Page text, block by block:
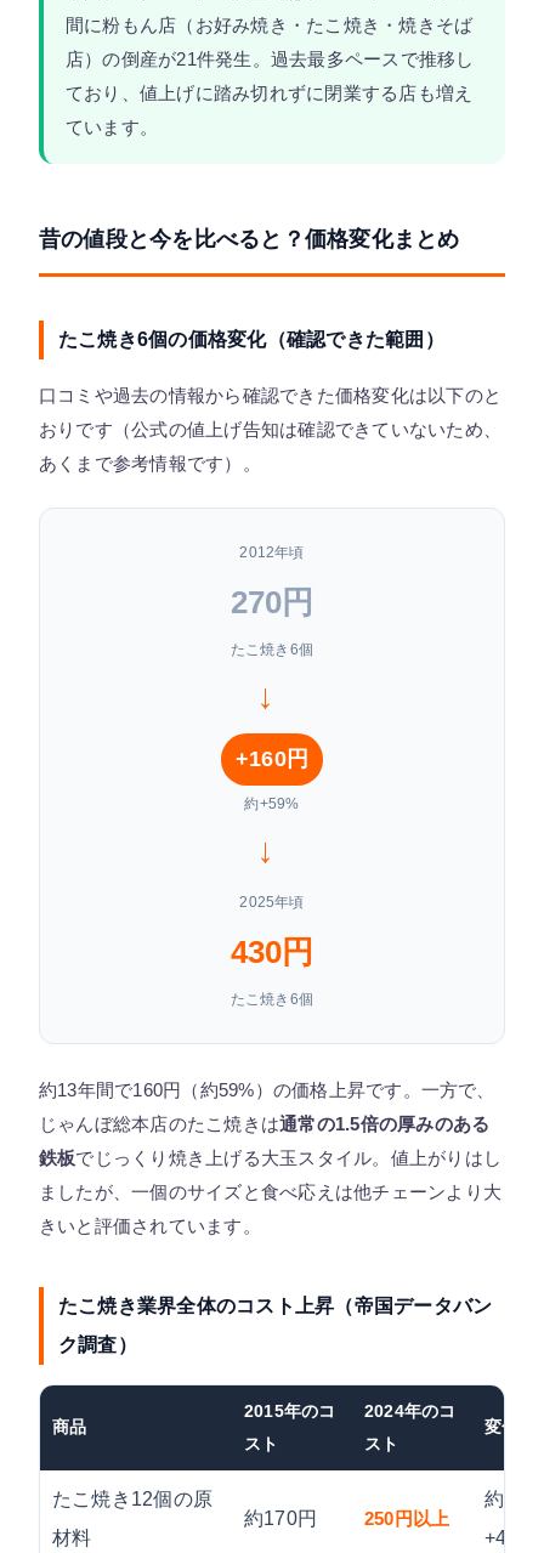
間に粉もん店（お好み焼き・たこ焼き・焼きそば
店）の倒産が21件発生。過去最多ペースで推移し
ており、値上げに踏み切れずに閉業する店も増え
ています。
昔の値段と今を比べると？価格変化まとめ
たこ焼き6個の価格変化（確認できた範囲）
口コミや過去の情報から確認できた価格変化は以下のと
おりです（公式の値上げ告知は確認できていないため、
あくまで参考情報です）。
2012年頃
270円
たこ焼き6個
→
+160円
約+59%
→
2025年頃
430円
たこ焼き6個
約13年間で160円（約59%）の価格上昇です。一方で、
じゃんぼ総本店のたこ焼きは通常の1.5倍の厚みのある
鉄板でじっくり焼き上げる大玉スタイル。値上がりはし
ましたが、一個のサイズと食べ応えは他チェーンより大
きいと評価されています。
たこ焼き業界全体のコスト上昇（帝国データバン
ク調査）
商品
2015年のコ
スト
2024年のコ
スト
変化率
たこ焼き12個の原
材料
約170円 250円以上
約
+47%